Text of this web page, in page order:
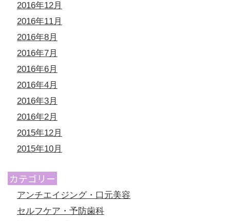
2016年12月
2016年11月
2016年8月
2016年7月
2016年6月
2016年4月
2016年3月
2016年2月
2015年12月
2015年10月
カテゴリー
アンチエイジング・口元美容
セルフケア・予防歯科